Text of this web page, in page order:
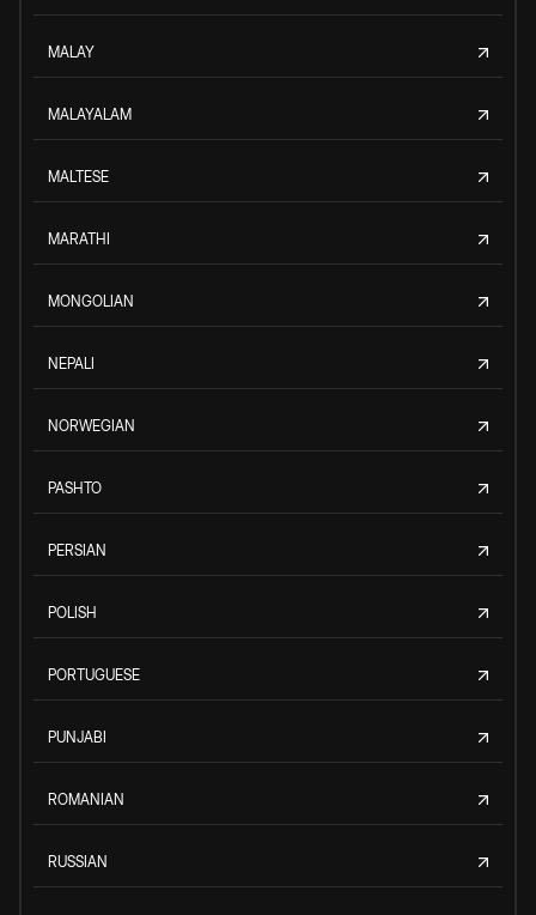
MALAY
MALAYALAM
MALTESE
MARATHI
MONGOLIAN
NEPALI
NORWEGIAN
PASHTO
PERSIAN
POLISH
PORTUGUESE
PUNJABI
ROMANIAN
RUSSIAN